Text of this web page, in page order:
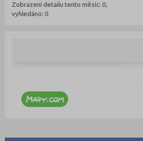
Zobrazení detailu tento měsíc: 0,
vyhledáno: 0